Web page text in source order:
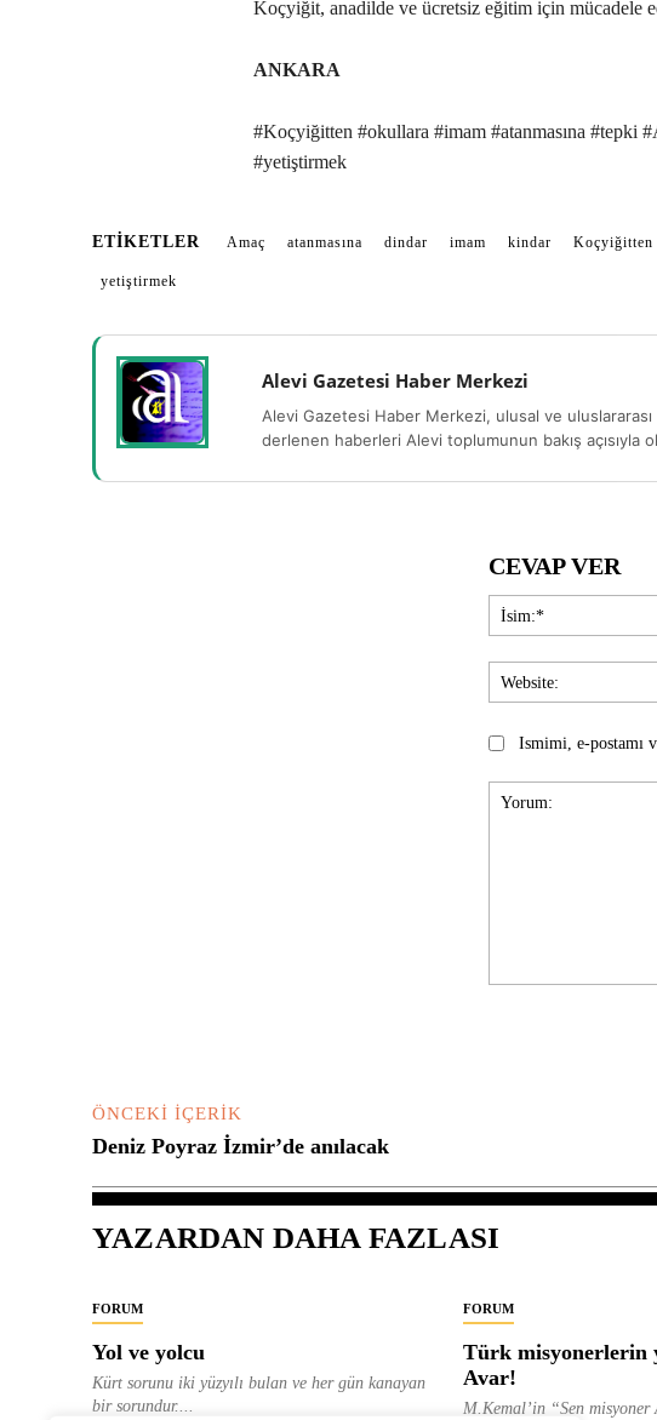
Koçyiğit, anadilde ve ücretsiz eğitim için mücadele
ANKARA
#Koçyiğitten #okullara #imam #atanmasına #tepki
#yetiştirmek
ETIKETLER Amaç atanmasına dindar imam kindar Koçyiğitten
yetiştirmek
Alevi Gazetesi Haber Merkezi
Alevi Gazetesi Haber Merkezi, ulusal ve uluslararası
derlenen haberleri Alevi toplumunun bakış açısıyla
CEVAP VER
Ismimi, e-postamı
ÖNCEKI İÇERIK
Deniz Poyraz İzmir’de anılacak
YAZARDAN DAHA FAZLASI
FORUM
Yol ve yolcu
Kürt sorunu iki yüzyılı bulan ve her gün kanayan
bir sorundur....
FORUM
Türk misyonerlerin
Avar!
M.Kemal’in “Sen misyoner